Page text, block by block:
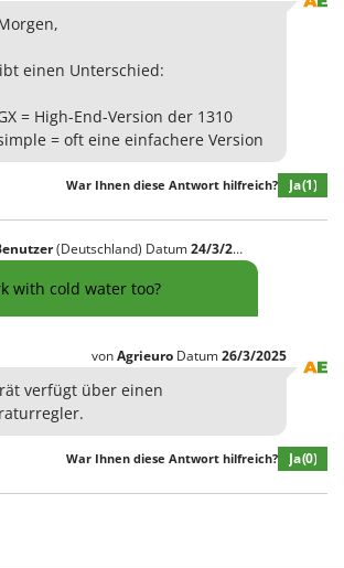
einen Unterschied:
= High-End-Version der 1310
= oft eine einfachere Version
War Ihnen diese Antwort hilfreich? Ja(1)
(Deutschland) Datum24/3/2025
with cold water too?
vonAgrieuro Datum26/3/2025
verfügt über einen
War Ihnen diese Antwort hilfreich? Ja(0)